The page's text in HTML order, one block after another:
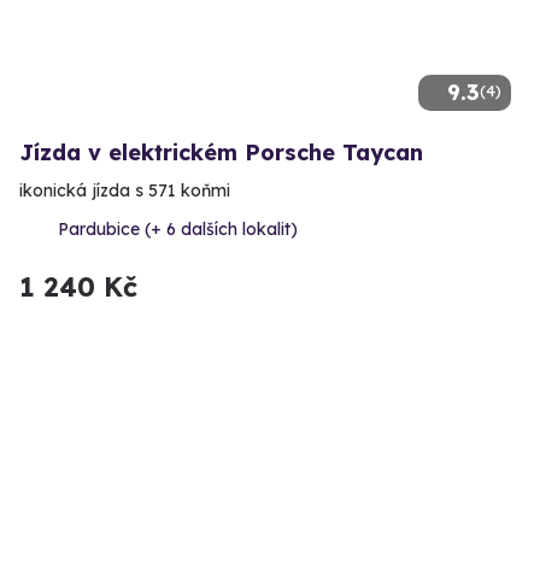
9.3(4)
Jízda v elektrickém Porsche Taycan
ikonická jízda s 571 koňmi
Pardubice (+ 6 dalších lokalit)
1 240 Kč